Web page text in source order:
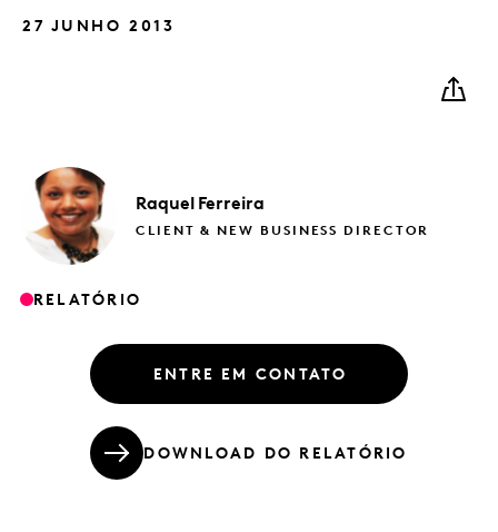
27 JUNHO 2013
Raquel Ferreira
CLIENT & NEW BUSINESS DIRECTOR
RELATÓRIO
ENTRE EM CONTATO
DOWNLOAD DO RELATÓRIO